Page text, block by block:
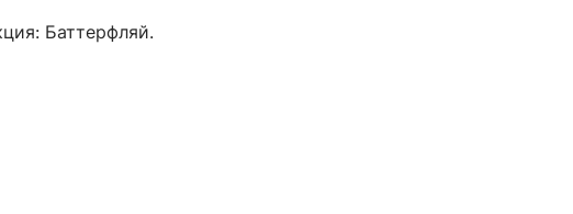
Баттерфляй.